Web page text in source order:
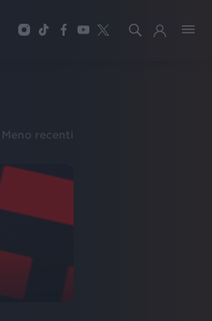
Meno recenti